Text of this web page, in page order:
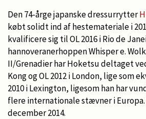
Den 74-årge japanske dressurrytter
købt solidt ind af hestemateriale i
kvalificere sig til OL 2016 i Rio de
hannoveranerhoppen Whisper e.
II/Grenadier har Hoketsu deltaget
Kong og OL 2012 i London, lige som
2010 i Lexington, ligesom han har
flere internationale stævner i Europa.
december 2014.